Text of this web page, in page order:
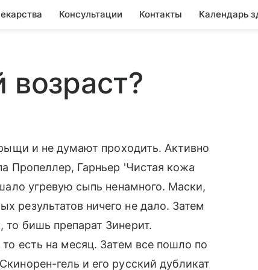
Консультации Контакты Календарь
и не думают проходить. Активно
Пропеллер, Гарньер 'Чистая кожа
угревую сыпь ненамного. Маски,
результатов ничего не дало. Затем
бишь препарат Зинерит.
есть на месяц. Затем все пошло по
гель и его русский дубликат